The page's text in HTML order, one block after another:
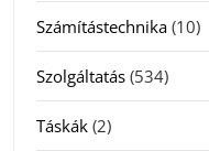
Számítástechnika(10)
Szolgáltatás(534)
Táskák(2)